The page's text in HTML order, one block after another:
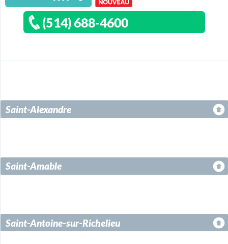
(514) 688-4600
Saint-Alexandre
Saint-Amable
Saint-Antoine-sur-Richelieu